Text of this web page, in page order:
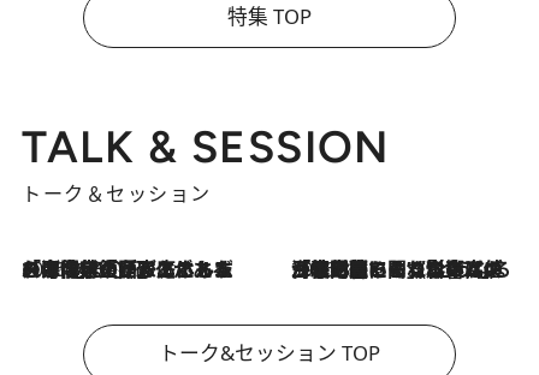
特集 TOP
TALK & SESSION
トーク＆セッション
2026.8.3
「今後値上げがあるとすれば…」「リスクがあるのは今年の冬」エネルギー専門家が語る、ホルムズ海峡封鎖が家庭にもたらす“ある心配” 2026.8.3
「住宅建てられない…」「サーチャージ料の高値が続いている」ホルムズ海峡封鎖による影響はいつまで続く？《エネルギー専門家に聞く“どうなる日本の暮らし”》
トーク&セッション TOP